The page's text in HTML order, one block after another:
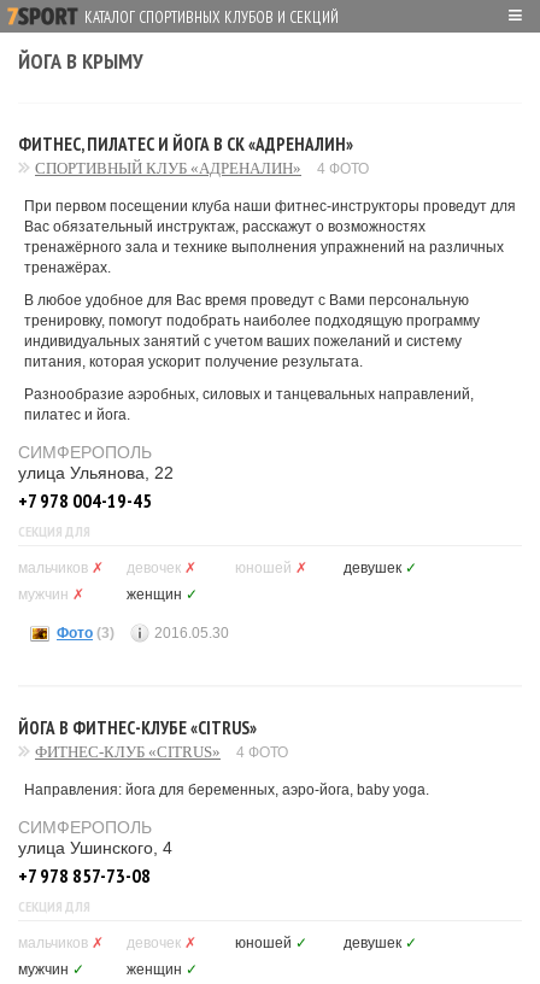
КАТАЛОГ СПОРТИВНЫХ КЛУБОВ И СЕКЦИЙ ≡
ЙОГА В КРЫМУ
ФИТНЕС, ПИЛАТЕС И ЙОГА В СК «АДРЕНАЛИН»
СПОРТИВНЫЙ КЛУБ «АДРЕНАЛИН» 4 ФОТО
При первом посещении клуба наши фитнес-инструкторы проведут для
Вас обязательный инструктаж, расскажут о возможностях
тренажёрного зала и технике выполнения упражнений на различных
тренажёрах.
В любое удобное для Вас время проведут с Вами персональную
тренировку, помогут подобрать наиболее подходящую программу
индивидуальных занятий с учетом ваших пожеланий и систему
питания, которая ускорит получение результата.
Разнообразие аэробных, силовых и танцевальных направлений,
пилатес и йога.
СИМФЕРОПОЛЬ
улица Ульянова, 22
+7 978 004-19-45
СЕКЦИЯ ДЛЯ
мальчиков ✗ девочек ✗ юношей ✗ девушек ✓
мужчин ✗ женщин ✓
Фото (3) 2016.05.30
ЙОГА В ФИТНЕС-КЛУБЕ «CITRUS»
ФИТНЕС-КЛУБ «CITRUS» 4 ФОТО
Направления: йога для беременных, аэро-йога, baby yoga.
СИМФЕРОПОЛЬ
улица Ушинского, 4
+7 978 857-73-08
СЕКЦИЯ ДЛЯ
мальчиков ✗ девочек ✗ юношей ✓ девушек ✓
мужчин ✓ женщин ✓